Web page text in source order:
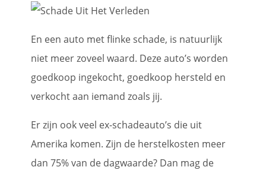
En een auto met flinke schade, is natuurlijk
niet meer zoveel waard. Deze auto’s worden
goedkoop ingekocht, goedkoop hersteld en
verkocht aan iemand zoals jij.
Er zijn ook veel ex-schadeauto’s die uit
Amerika komen. Zijn de herstelkosten meer
dan 75% van de dagwaarde? Dan mag de